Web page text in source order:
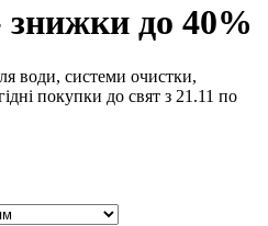
до 40%
води, системи очистки,
покупки до свят з 21.11 по